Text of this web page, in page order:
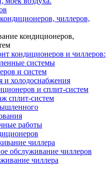
чиллеров,
кондиционеров,
кондиционеров и чиллеров:
системы
и систем
и холодоснабжения
и сплит-систем
сплит-систем
работы
чиллера
обслуживание чиллеров
чиллера